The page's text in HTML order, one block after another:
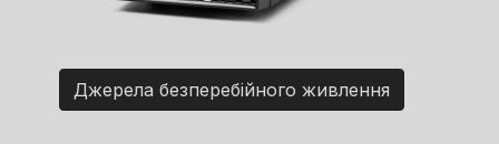
Джерела безперебійного живлення